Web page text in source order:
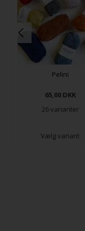
Pelini
65,00 DKK
26 varianter
Vælg variant